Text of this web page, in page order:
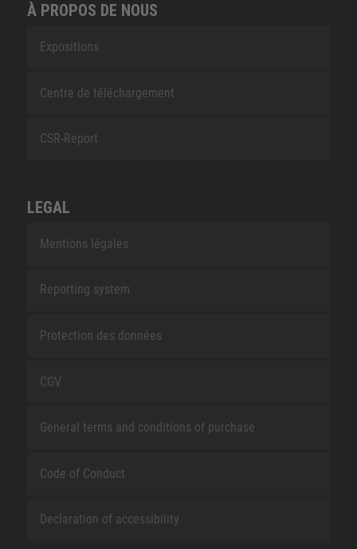
À PROPOS DE NOUS
Expositions
Centre de téléchargement
CSR-Report
LEGAL
Mentions légales
Reporting system
Protection des données
CGV
General terms and conditions of purchase
Code of Conduct
Declaration of accessibility